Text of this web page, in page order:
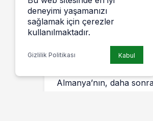
“Almancı” kavramı
yoğun şekilde
Almanya’nın, daha
deneyimi yaşamanızı
sağlamak için çerezler
kullanılmaktadır.
Gizlilik Politikası Kabul